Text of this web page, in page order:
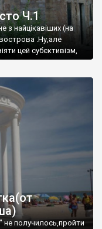
Ч.1
з найцікавіших (на
.Ну,але
цей субєктивізм,
получилось,пройти